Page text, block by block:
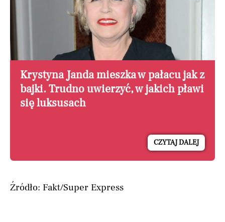
Krystyna Janda mieszka w pałacu jak z
bajki. Trudno uwierzyć, w jakich pławi
się luksusach
CZYTAJ DALEJ
Źródło: Fakt/Super Express